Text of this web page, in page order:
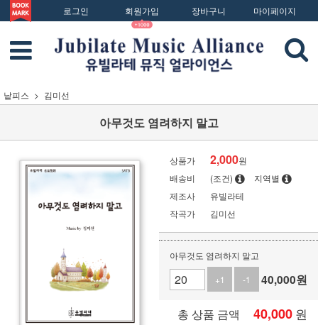
로그인 회원가입 장바구니 마이페이지
낱피스 김미선
아무것도 염려하지 말고
상품가 2,000원
배송비
(조건)
지역별
제조사
유빌라테
작곡가
김미선
아무것도 염려하지 말고
+1
-1 40,000원
총 상품 금액 40,000 원